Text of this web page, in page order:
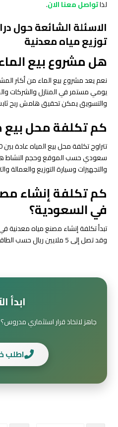
لذاتواصل معنا الان.
الاسئلة الشائعة حول
توزيع مياه معدنية
هل مشروع بيع
نعم يعد مشروع بيع الماء من أكثر
يومي مستمر في المنازل والشركات
والتسويق يمكن تحقيق هامش ربح
كم تكلفة محل بيع
سعودي حسب الموقع وحجم النشاط هذه
والتجهيزات وسيارة التوزيع والعمالة
كم تكلفة إنشاء
في السعودية؟
وقد تصل إلى 5 ملايين ريال حسب الطاقة الإنتاجية والتقنيات المستخدمة.
ابدأ
جاهز لاتخاذ قرار استثماري
اطلب